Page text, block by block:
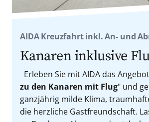
AIDA Kreuzfahrt inkl. An- und
Kanaren inklusive
Erleben Sie mit AIDA das
zu den Kanaren mit Flug" und
ganzjährig milde Klima,
die herzliche Gastfreundschaft.